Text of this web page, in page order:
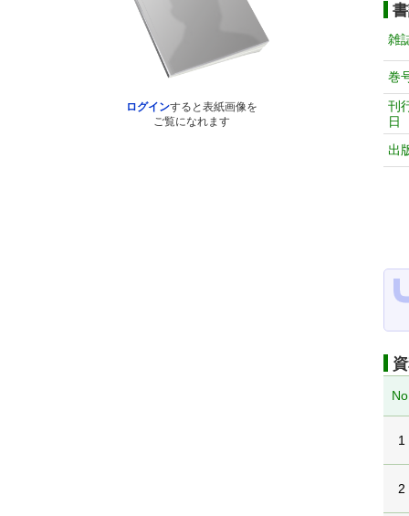
ログインすると表紙画像を
ご覧になれます
雑
巻
刊
日
出
1
2